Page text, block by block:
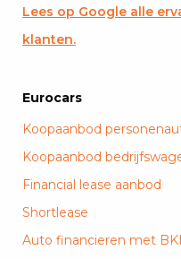
Lees op Google alle
klanten.
Eurocars
Koopaanbod
Koopaanbod
Financial lease aanbod
Shortlease
Auto financieren met